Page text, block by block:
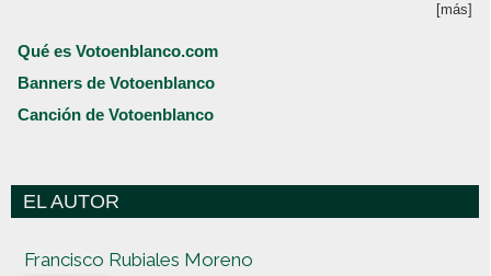
[más]
Qué es Votoenblanco.com
Banners de Votoenblanco
Canción de Votoenblanco
EL AUTOR
Francisco Rubiales Moreno